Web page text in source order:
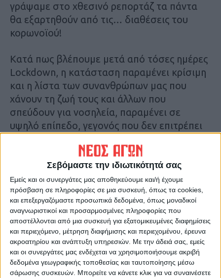
Σεβόμαστε την ιδιωτικότητά σας
Εμείς και οι συνεργάτες μας αποθηκεύουμε και/ή έχουμε
πρόσβαση σε πληροφορίες σε μια συσκευή, όπως τα cookies,
και επεξεργαζόμαστε προσωπικά δεδομένα, όπως μοναδικοί
αναγνωριστικοί και προσαρμοσμένες πληροφορίες που
αποστέλλονται από μια συσκευή για εξατομικευμένες διαφημίσεις
και περιεχόμενο, μέτρηση διαφήμισης και περιεχομένου, έρευνα
ακροατηρίου και ανάπτυξη υπηρεσιών. Με την άδειά σας, εμείς
και οι συνεργάτες μας ενδέχεται να χρησιμοποιήσουμε ακριβή
δεδομένα γεωγραφικής τοποθεσίας και ταυτοποίησης μέσω
σάρωσης συσκευών. Μπορείτε να κάνετε κλικ για να συναινέσετε
γράψαμε στο χθεσινό ρεπορτάζ τα πάντα
θα εξαρτηθούν από τις… διαθέσεις του
κορωνοϊού!
Κατά πως βλέπουμε μετά από τόσες ημέρες
Lockdown, η κατάσταση παραμένει κρίσιμη
και η λίστα των συνανθρώπων μας που
χάνουν τη ζωή τους και άλλων που
σπεύδουν για νοσηλεία, παραμένει σε
υψηλό επίπεδο, γεγονός που δεν επιτρέπει
ρυθμούς της ζωής μας.
Ακόμη κι αν έχουμε μια θεαματική βελτίωση
και αποφασιστεί όπως ειπώθηκε η
επανέναρξη στο τέλος του ιανουαρίου, θα
χρειαστεί ένα σεβαστό διάστημα για τις
ομάδες να βρούν έναν στοιχειώδη
βηματισμό για να επανέλθουν στη δράση.
Και ο,τι ισχύει για τις υπόλοιπες ομάδες,
φυσικά ισχύει και για την Αναγέννηση.